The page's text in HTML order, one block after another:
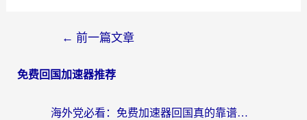
← 前一篇文章
免费回国加速器推荐
海外党必看：免费加速器回国真的靠谱吗？3步教你选到好用的归雁替代